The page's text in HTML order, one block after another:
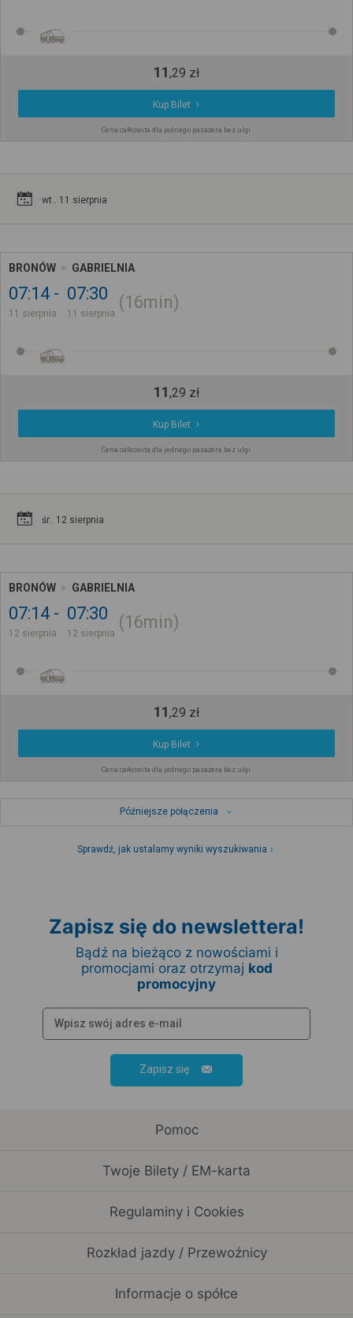
11,29 zł
Kup Bilet
Cena całkowita dla jednego pasażera bez ulgi
wt.. 11 sierpnia
BRONÓW GABRIELNIA
07:14
11 sierpnia
07:30
11 sierpnia
16min
11,29 zł
Kup Bilet
Cena całkowita dla jednego pasażera bez ulgi
śr.. 12 sierpnia
BRONÓW GABRIELNIA
07:14
12 sierpnia
07:30
12 sierpnia
16min
11,29 zł
Kup Bilet
Cena całkowita dla jednego pasażera bez ulgi
Późniejsze połączenia
Sprawdź, jak ustalamy wyniki wyszukiwania
Zapisz się do newslettera!
Bądź na bieżąco z nowościami i
promocjami oraz otrzymaj kod
promocyjny
Zapisz się
Pomoc
Twoje Bilety / EM-karta
Regulaminy i Cookies
Rozkład jazdy / Przewoźnicy
Informacje o spółce